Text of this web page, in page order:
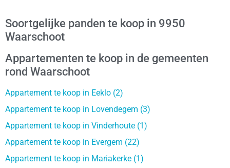
Soortgelijke panden te koop in 9950
Waarschoot
Appartementen te koop in de gemeenten
rond Waarschoot
Appartement te koop in Eeklo (2)
Appartement te koop in Lovendegem (3)
Appartement te koop in Vinderhoute (1)
Appartement te koop in Evergem (22)
Appartement te koop in Mariakerke (1)